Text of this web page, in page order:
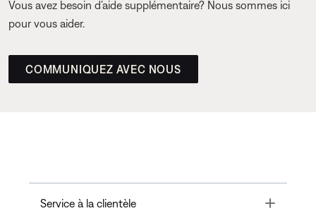
Vous avez besoin d’aide supplémentaire? Nous sommes ici
pour vous aider.
COMMUNIQUEZ AVEC NOUS
Service à la clientèle Toggle